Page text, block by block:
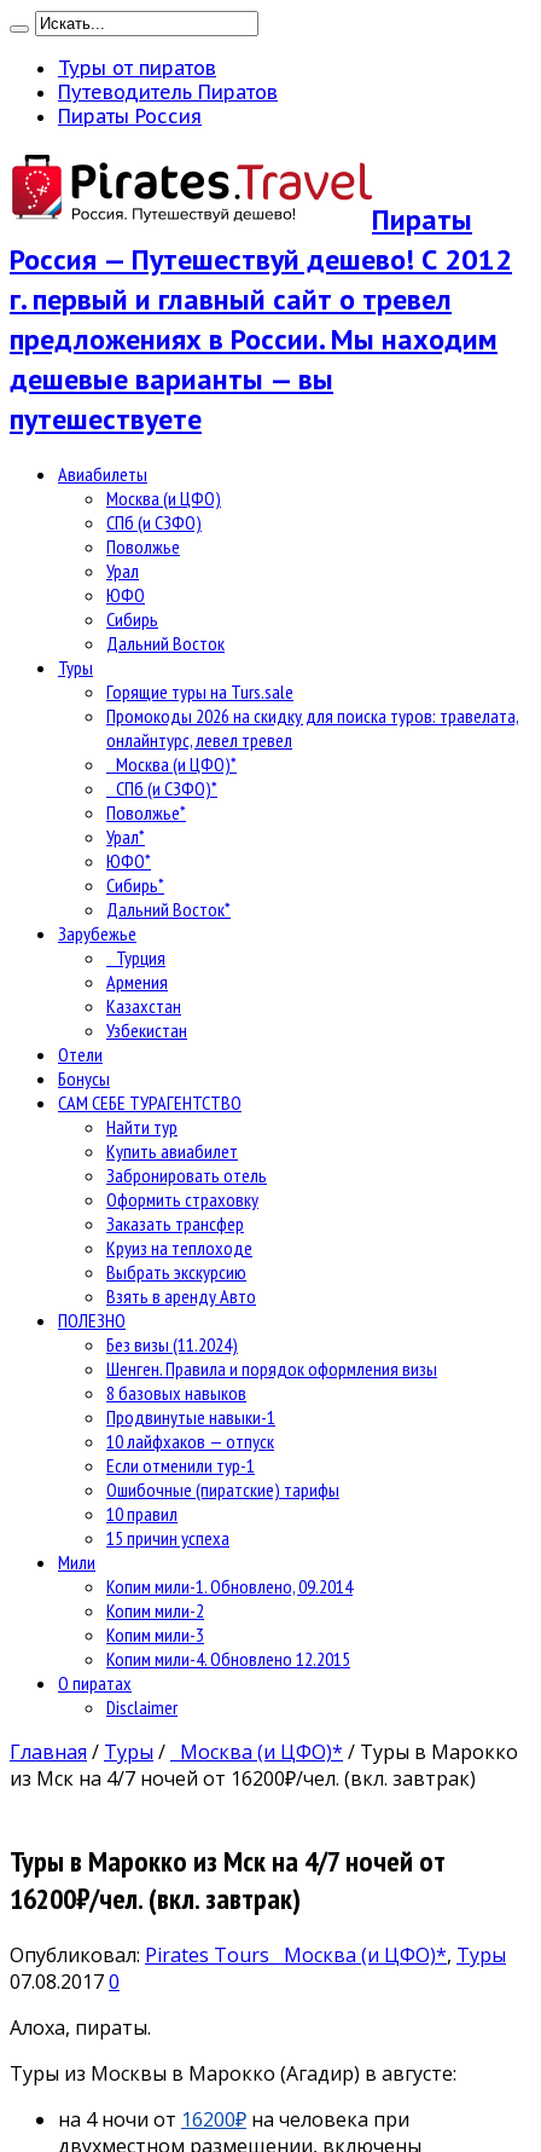
Туры от пиратов
Путеводитель Пиратов
Пираты Россия
Пираты
Россия — Путешествуй дешево! С 2012
г. первый и главный сайт о тревел
предложениях в России. Мы находим
дешевые варианты — вы
путешествуете
Авиабилеты
Москва (и ЦФО)
СПб (и СЗФО)
Поволжье
Урал
ЮФО
Сибирь
Дальний Восток
Туры
Горящие туры на Turs.sale
Промокоды 2026 на скидку для поиска туров: травелата,
онлайнтурс, левел тревел
Москва (и ЦФО)*
СПб (и СЗФО)*
Поволжье*
Урал*
ЮФО*
Сибирь*
Дальний Восток*
Зарубежье
Турция
Армения
Казахстан
Узбекистан
Отели
Бонусы
САМ СЕБЕ ТУРАГЕНТСТВО
Найти тур
Купить авиабилет
Забронировать отель
Оформить страховку
Заказать трансфер
Круиз на теплоходе
Выбрать экскурсию
Взять в аренду Авто
ПОЛЕЗНО
Без визы (11.2024)
Шенген. Правила и порядок оформления визы
8 базовых навыков
Продвинутые навыки-1
10 лайфхаков — отпуск
Если отменили тур-1
Ошибочные (пиратские) тарифы
10 правил
15 причин успеха
Мили
Копим мили-1. Обновлено, 09.2014
Копим мили-2
Копим мили-3
Копим мили-4. Обновлено 12.2015
О пиратах
Disclaimer
Главная / Туры / Москва (и ЦФО)* / Туры в Марокко
из Мск на 4/7 ночей от 16200₽/чел. (вкл. завтрак)
Туры в Марокко из Мск на 4/7 ночей от
16200₽/чел. (вкл. завтрак)
Опубликовал: Pirates Tours Москва (и ЦФО)*, Туры
07.08.20170
Алоха, пираты.
Туры из Москвы в Марокко (Агадир) в августе:
на 4 ночи от 16200₽ на человека при
двухместном размещении, включены